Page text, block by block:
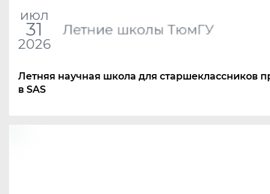
июл
31
2026
Летние школы ТюмГУ
Летняя научная школа для старшеклассников
в SAS